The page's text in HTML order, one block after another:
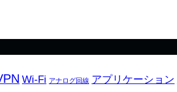
Wi-Fi アナログ回線 アプリケーション